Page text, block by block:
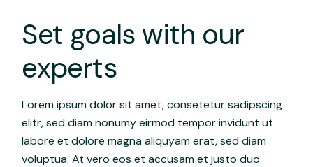
Set goals with our
experts
Lorem ipsum dolor sit amet, consetetur sadipscing
elitr, sed diam nonumy eirmod tempor invidunt ut
labore et dolore magna aliquyam erat, sed diam
voluptua. At vero eos et accusam et justo duo